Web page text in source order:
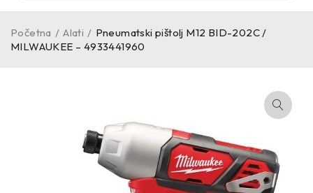
Početna / Alati / Pneumatski pištolj M12 BID-202C /
MILWAUKEE – 4933441960